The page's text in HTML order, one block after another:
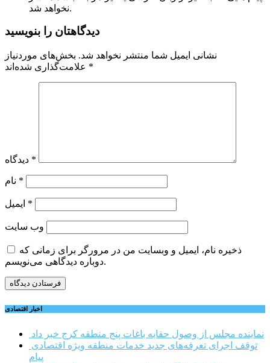
نخواهد شد.
دیدگاهتان را بنویسید
نشانی ایمیل شما منتشر نخواهد شد. بخش‌های موردنیاز
*
*
*
*
وب‌ سایت
ذخیره نام، ایمیل و وبسایت من در مرورگر برای زمانی که
دوباره دیدگاهی می‌نویسم.
اخبار اقتصادی
نماینده مجلس از وصول حقابه باغات پنج منطقه کرج خبر داد
پیام